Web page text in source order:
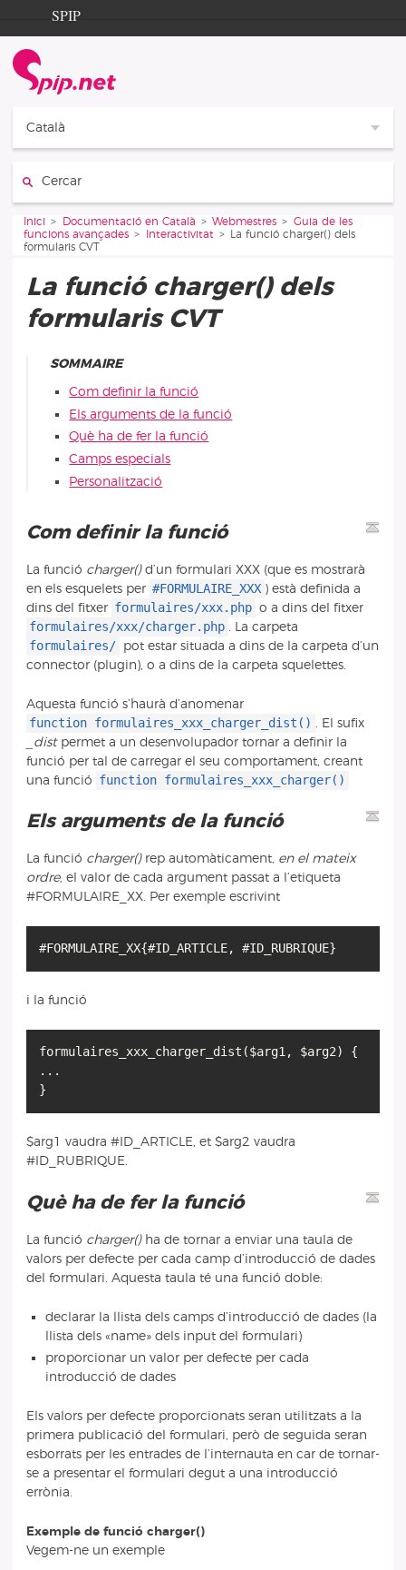
Aller au contenu
Aller à la navigation
SPIP
Documentation
Contribution
Català
Vous êtes ici :
Inici Documentació en Català Webmestres
Guia de les
funcions avançades
Interactivitat
La funció charger() dels
formularis CVT
La funció charger() dels
formularis CVT
SOMMAIRE
Com definir la funció
Els arguments de la funció
Què ha de fer la funció
Camps especials
Personalització
Com definir la funció
La funció charger()d’un formulari XXX (que es mostrarà
en els esquelets per #FORMULAIRE_XXX ) està definida a
dins del fitxer formulaires/xxx.php o a dins del fitxer
formulaires/xxx/charger.php . La carpeta
formulaires/ pot estar situada a dins de la carpeta d’un
connector (plugin), o a dins de la carpeta squelettes.
Aquesta funció s’haurà d’anomenar
function formulaires_xxx_charger_dist()
. El sufix
_distpermet a un desenvolupador tornar a definir la
funció per tal de carregar el seu comportament, creant
una funció function formulaires_xxx_charger()
Els arguments de la funció
La funció charger()rep automàticament, en el mateix
ordre, el valor de cada argument passat a l’etiqueta
#FORMULAIRE_XX. Per exemple escrivint
i la funció
formulaires_xxx_charger_dist($arg1, $arg2) {
...
$arg1 vaudra #ID_ARTICLE, et $arg2 vaudra
#ID_RUBRIQUE.
Què ha de fer la funció
La funció charger()ha de tornar a enviar una taula de
valors per defecte per cada camp d’introducció de dades
del formulari. Aquesta taula té una funció doble:
declarar la llista dels camps d’introducció de dades (la
llista dels «name» dels input del formulari)
proporcionar un valor per defecte per cada
introducció de dades
Els valors per defecte proporcionats seran utilitzats a la
primera publicació del formulari, però de seguida seran
esborrats per les entrades de l’internauta en car de tornar-
se a presentar el formulari degut a una introducció
errònia.
Exemple de funció charger()
Vegem-ne un exemple